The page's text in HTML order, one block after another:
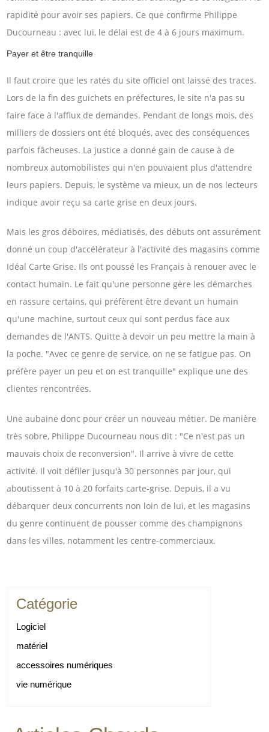
rapidité pour avoir ses papiers. Ce que confirme Philippe
Ducourneau : avec lui, le délai est de 4 à 6 jours maximum.
Payer et être tranquille
Il faut croire que les ratés du site officiel ont laissé des traces.
Lors de la fin des guichets en préfectures, le site n'a pas su
faire face à l'afflux de demandes. Pendant de longs mois, des
milliers de dossiers ont été bloqués, avec des conséquences
parfois fâcheuses. La justice a donné gain de cause à de
nombreux automobilistes qui n'en pouvaient plus d'attendre
leurs papiers. Depuis, le système va mieux, un de nos lecteurs
indique avoir reçu sa carte grise en deux jours.
Mais les gros déboires, médiatisés, des débuts ont assurément
donné un coup d'accélérateur à l'activité des magasins comme
Idéal Carte Grise. Ils ont poussé les Français à renouer avec le
contact humain. Le fait qu'une personne gère les démarches
en rassure certains, qui préfèrent être devant un humain
qu'une machine, surtout ceux qui sont perdus face aux
demandes de l'ANTS. Quitte à devoir un peu mettre la main à
la poche. "Avec ce genre de service, on ne se fatigue pas. On
préfère payer un peu et on est tranquille" explique une des
clientes rencontrées.
Une aubaine donc pour créer un nouveau métier. De manière
très sobre, Philippe Ducourneau nous dit : "Ce n'est pas un
mauvais choix de reconversion". Il arrive à vivre de cette
activité. Il voit défiler jusqu'à 30 personnes par jour, qui
aboutissent à 10 à 20 forfaits carte-grise. Depuis, il a vu
débarquer deux concurrents non loin de lui, et les magasins
du genre continuent de pousser comme des champignons
dans les villes, notamment les centre-commerciaux.
Catégorie
Logiciel
matériel
accessoires numériques
vie numérique